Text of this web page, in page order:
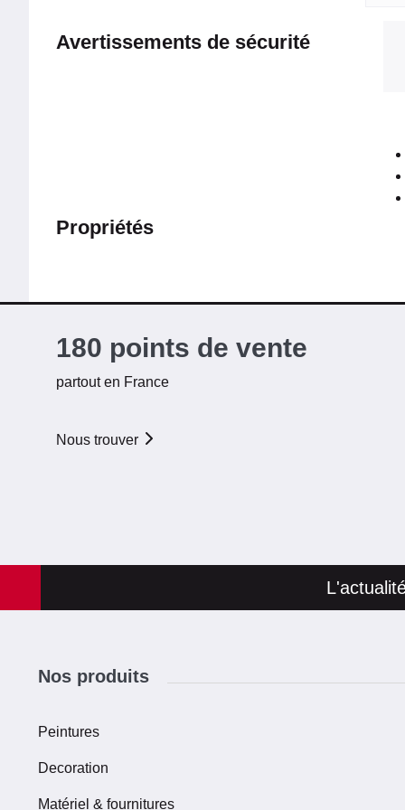
Avertissements de sécurité
Propriétés
180 points de vente
partout en France
Nous trouver
Nos produits
Peintures
Decoration
Matériel & fournitures